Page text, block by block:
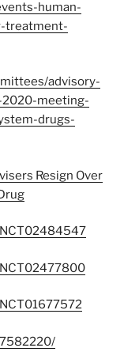
human-
treatment-
advisory-
meeting-
drugs-
Resign Over